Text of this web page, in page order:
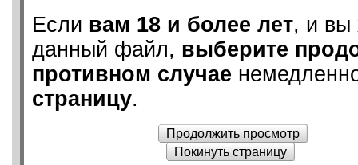
Если вам 18 и более лет, и вы
данный файл, выберите
противном случае
страницу.
Продолжить просмотр
Покинуть страницу